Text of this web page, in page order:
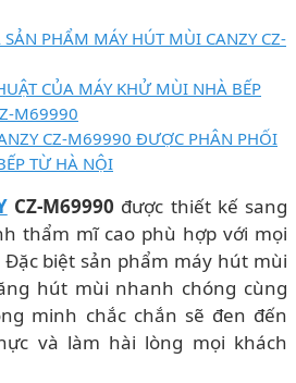
PHẨM MÁY HÚT MÙI CANZY CZ-
CỦA MÁY KHỬ MÙI NHÀ BẾP
M69990
CZ-M69990 ĐƯỢC PHÂN PHỐI
TỪ HÀ NỘI
CZ-M69990 được thiết kế sang
thẩm mĩ cao phù hợp với mọi
biệt sản phẩm máy hút mùi
hút mùi nhanh chóng cùng
minh chắc chắn sẽ đen đến
và làm hài lòng mọi khách